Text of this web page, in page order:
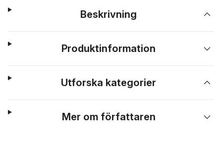
Beskrivning
Produktinformation
Utforska kategorier
Mer om författaren